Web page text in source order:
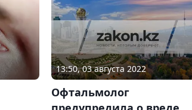
13:50, 03 августа 2022
Офтальмолог